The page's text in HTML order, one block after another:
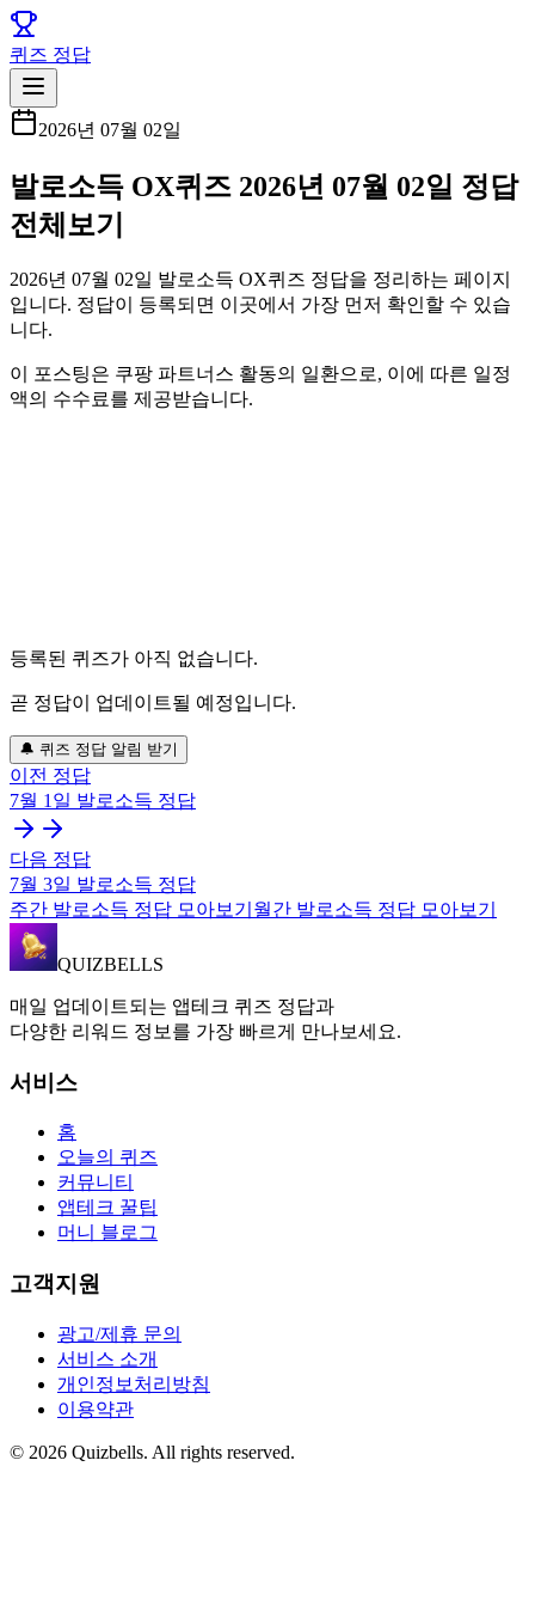
퀴즈 정답
2026년 07월 02일
발로소득 OX퀴즈 2026년 07월 02일 정답
전체보기
2026년 07월 02일 발로소득 OX퀴즈 정답을 정리하는 페이지
입니다. 정답이 등록되면 이곳에서 가장 먼저 확인할 수 있습
니다.
이 포스팅은 쿠팡 파트너스 활동의 일환으로, 이에 따른 일정
액의 수수료를 제공받습니다.
등록된 퀴즈가 아직 없습니다.
곧 정답이 업데이트될 예정입니다.
🔔 퀴즈 정답 알림 받기
이전 정답
7월 1일 발로소득 정답
다음 정답
7월 3일 발로소득 정답
주간 발로소득 정답 모아보기 월간 발로소득 정답 모아보기
QUIZBELLS
매일 업데이트되는 앱테크 퀴즈 정답과
다양한 리워드 정보를 가장 빠르게 만나보세요.
서비스
홈
오늘의 퀴즈
커뮤니티
앱테크 꿀팁
머니 블로그
고객지원
광고/제휴 문의
서비스 소개
개인정보처리방침
이용약관
© 2026 Quizbells. All rights reserved.